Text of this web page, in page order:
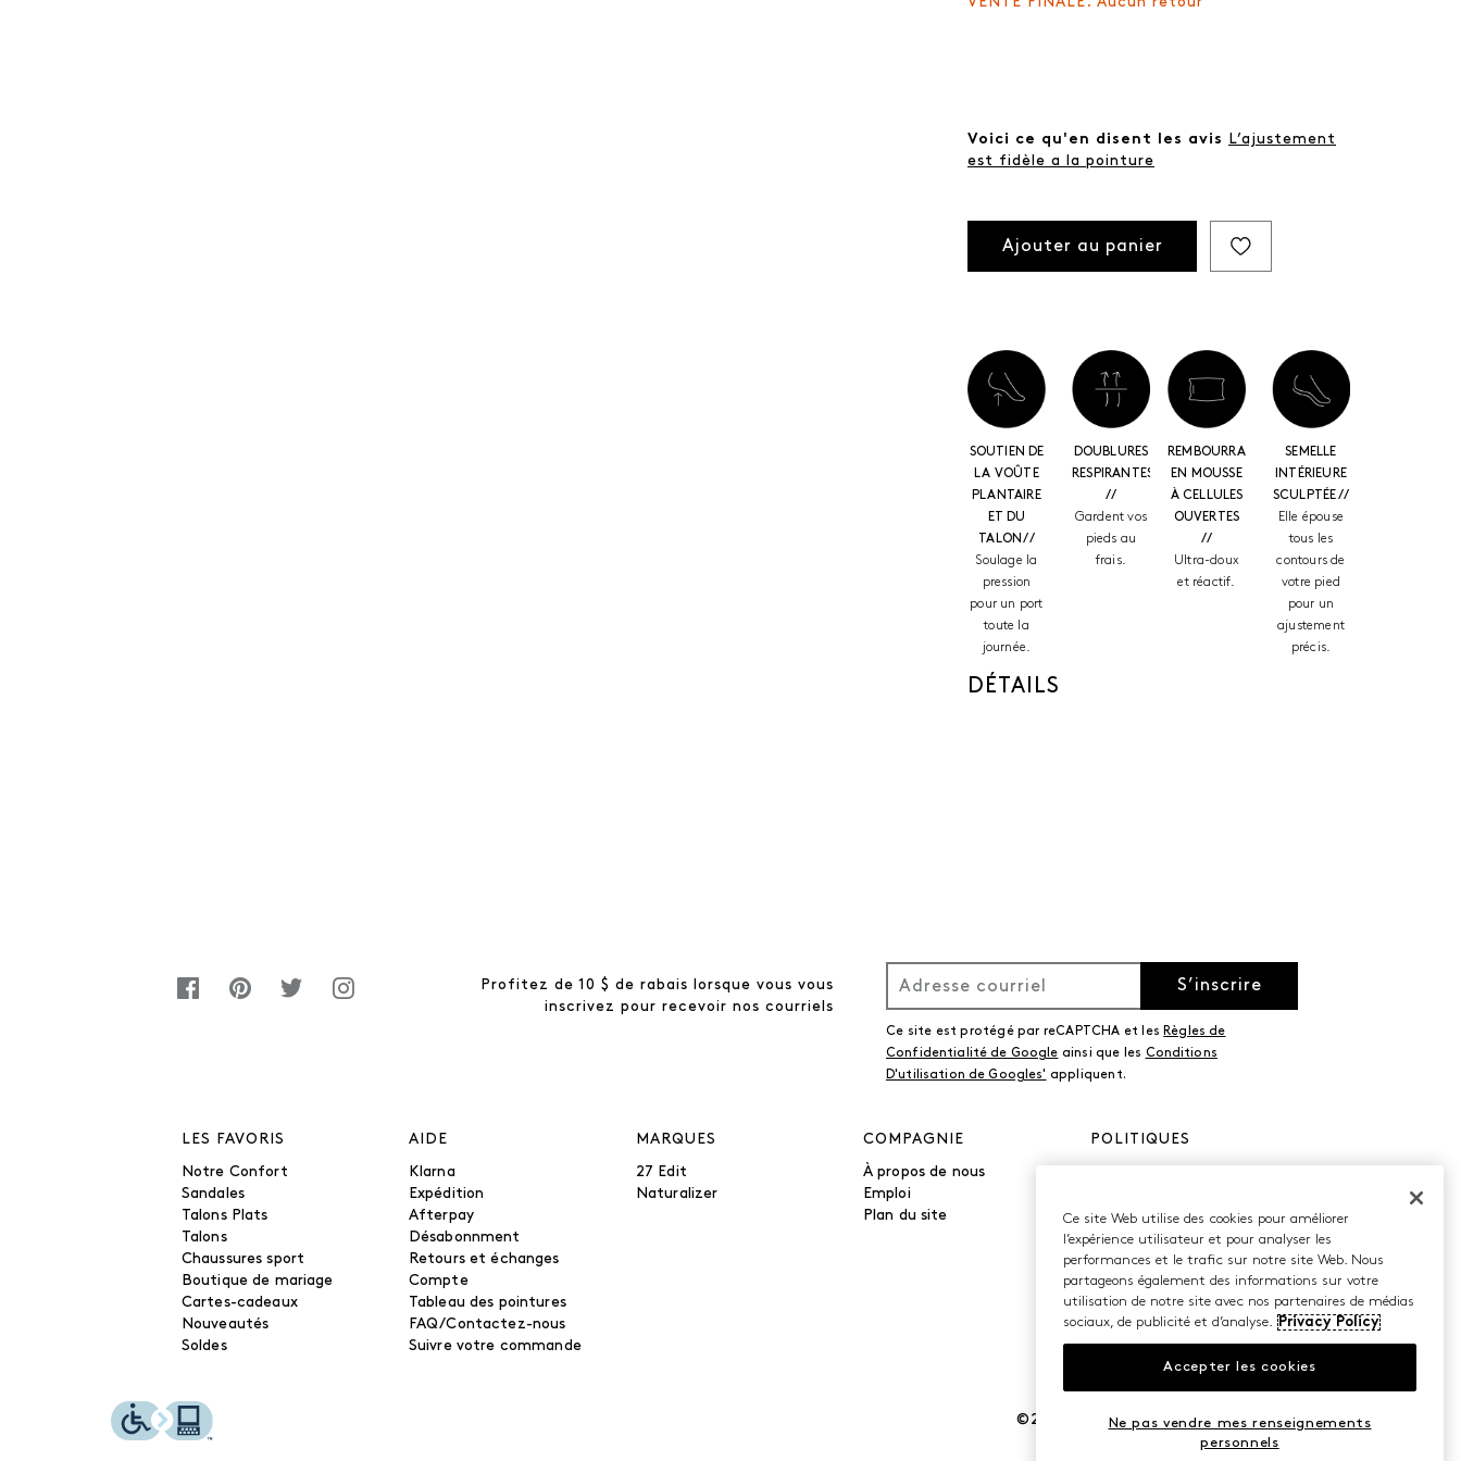
Voici ce qu'en disent les avis L’ajustement
est fidèle a la pointure
Ajouter au panier
SOUTIEN DE
LA VOÛTE
PLANTAIRE
ET DU
TALON //
Soulage la
pression
pour un port
toute la
journée.
DOUBLURES
RESPIRANTES
//
Gardent vos
pieds au
frais.
REMBOURRAGE
EN MOUSSE
À CELLULES
OUVERTES
//
Ultra-doux
et réactif.
SEMELLE
INTÉRIEURE
SCULPTÉE //
Elle épouse
tous les
contours de
votre pied
pour un
ajustement
précis.
DÉTAILS
Profitez de 10 $ de rabais lorsque vous vous
inscrivez pour recevoir nos courriels
S’inscrire
Ce site est protégé par reCAPTCHA et les Règles de
Confidentialité de Google ainsi que les Conditions
D'utilisation de Googles' appliquent.
LES FAVORIS
Notre Confort
Sandales
Talons Plats
Talons
Chaussures sport
Boutique de mariage
Cartes-cadeaux
Nouveautés
Soldes
AIDE
Klarna
Expédition
Afterpay
Désabonnment
Retours et échanges
Compte
Tableau des pointures
FAQ/Contactez-nous
Suivre votre commande
MARQUES
27 Edit
Naturalizer
COMPAGNIE
À propos de nous
Emploi
Plan du site
POLITIQUES
Conditions d’utilisation
Accessibilité
©2026 Caleres, Inc. Tous droits réservés.
Ce site Web utilise des cookies pour améliorer
l’expérience utilisateur et pour analyser les
performances et le trafic sur notre site Web. Nous
partageons également des informations sur votre
utilisation de notre site avec nos partenaires de médias
sociaux, de publicité et d’analyse.
Privacy Policy
Accepter les cookies
Ne pas vendre mes renseignements
personnels